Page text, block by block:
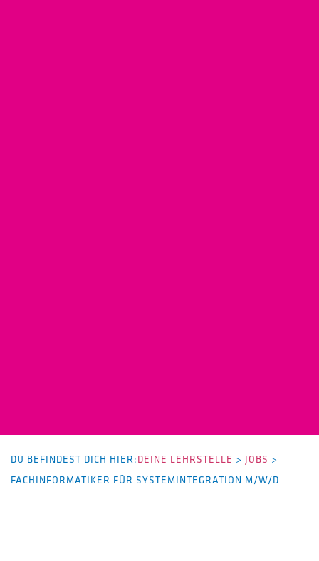
DU BEFINDEST DICH HIER:DEINE LEHRSTELLE > JOBS >
FACHINFORMATIKER FÜR SYSTEMINTEGRATION M/W/D